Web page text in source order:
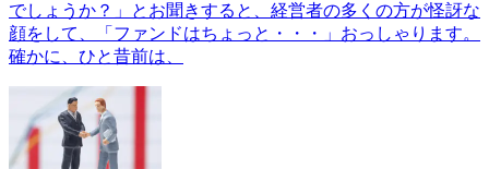
でしょうか？」とお聞きすると、経営者の多くの方が怪訝な
顔をして、「ファンドはちょっと・・・」おっしゃります。
確かに、ひと昔前は、